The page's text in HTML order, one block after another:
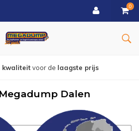
0
bezorgd vanaf €150
Dalen